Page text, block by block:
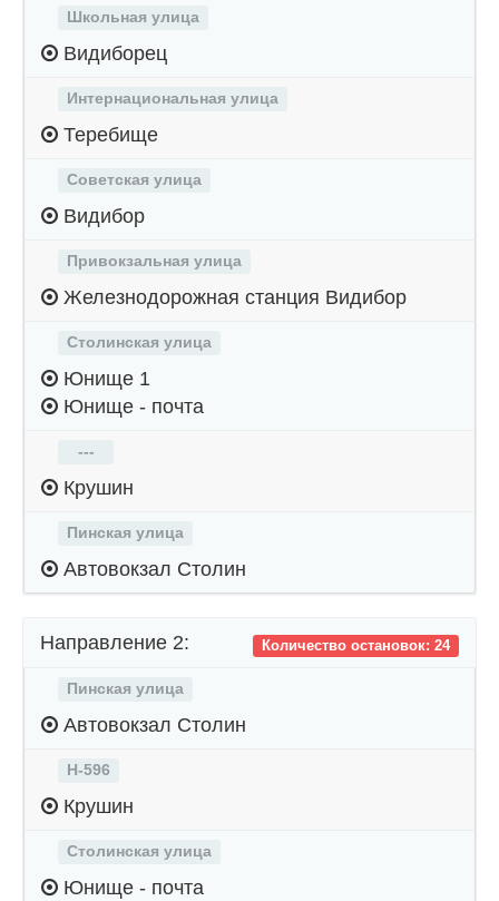
Школьная улица
Видиборец
Интернациональная улица
Теребище
Советская улица
Видибор
Привокзальная улица
Железнодорожная станция Видибор
Столинская улица
Юнище 1
Юнище - почта
---
Крушин
Пинская улица
Автовокзал Столин
Количество остановок: 24
Направление 2:
Пинская улица
Автовокзал Столин
Н-596
Крушин
Столинская улица
Юнище - почта